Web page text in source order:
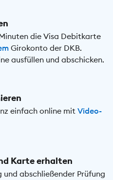
die Visa Debitkarte
Girokonto der DKB.
ausfüllen und abschicken.
einfach online mit Video-
Karte erhalten
abschließender Prüfung